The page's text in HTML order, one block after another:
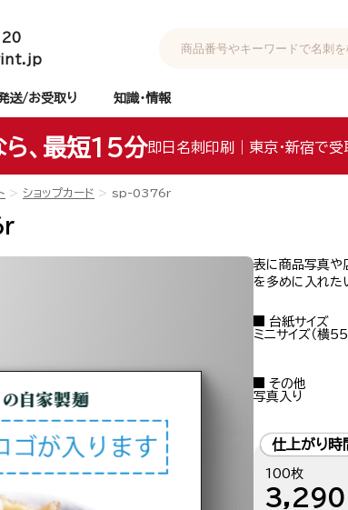
送/お受取り 知識・情報
、最短15分即日名刺印刷｜東京・新宿で受
ショップカード sp-0376r
表に商品写真や
を多めに入れた
台紙サイズ
ミニサイズ（横
その他
写真入り
仕上がり
100枚
3,290